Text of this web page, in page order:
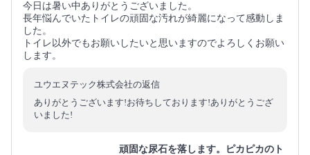
今日は暑い中ありがとうございました。
長年悩んでいたトイレの頑固な汚れが綺麗になって感動しま
した。
トイレ以外でもお願いしたいと思いますのでよろしくお願い
します。
ユウエヌテック株式会社の返信
ありがとうございます!お待ちしております!ありがとうござ
いました!
頑固な尿石を落します。ピカピカのト